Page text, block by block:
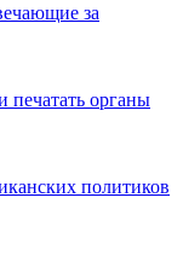
за
печатать органы
политиков